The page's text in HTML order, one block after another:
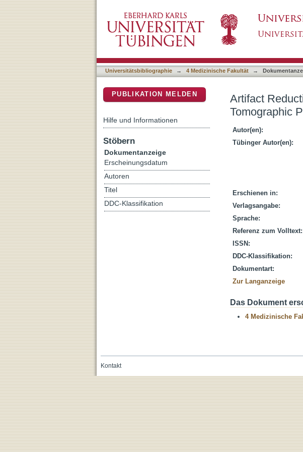
Artifact Reduction in the Diagnosis of
of Iterative Metal Artifact Reduction
Universitätsbibliographie → 4 Medizinische Fakultät →
Artifact
Tomographic
Autor(en):
Tübinger Autor(en):
Erschienen in:
Verlagsangabe:
Sprache:
Referenz zum Volltext:
ISSN:
DDC-Klassifikation:
Dokumentart:
Zur Langanzeige
Das Dokument
4 Medizinische
PUBLIKATION MELDEN
Hilfe und Informationen
Stöbern
Dokumentanzeige
Erscheinungsdatum
Autoren
Titel
DDC-Klassifikation
Kontakt